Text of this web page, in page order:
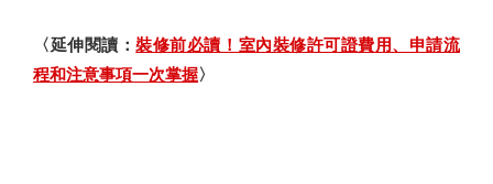
〈延伸閱讀：裝修前必讀！室內裝修許可證費用、申請流
程和注意事項一次掌握〉